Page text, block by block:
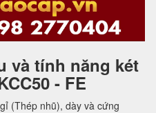
và tính năng két
- FE
(Thép nhũ), dày và cứng